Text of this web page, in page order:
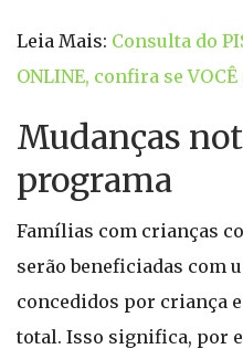
Leia Mais: Consulta do
ONLINE, confira se
Mudanças
programa
Famílias com crianças
serão beneficiadas com
concedidos por criança
total. Isso significa, por